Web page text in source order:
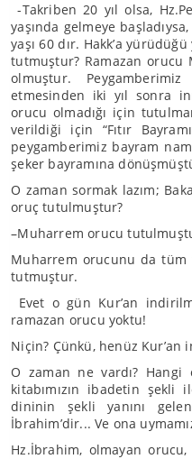
-Takriben 20 yıl olsa,
yaşında gelmeye
yaşı 60 dır. Hakk’a
tutmuştur? Ramazan orucu
olmuştur.
etmesinden iki yıl sonra
orucu olmadığı için
verildiği için “Fıtır
peygamberimiz bayram
şeker bayramına
O zaman sormak lazım;
oruç tutulmuştur?
–Muharrem orucu
Muharrem orucunu da tüm
tutmuştur.
Evet o gün Kur’an
ramazan orucu yoktu!
Niçin? Çünkü, henüz
O zaman ne vardı? Hangi
kitabımızın ibadetin
dininin şekli yanını
İbrahim’dir... Ve ona
Hz.İbrahim, olmayan